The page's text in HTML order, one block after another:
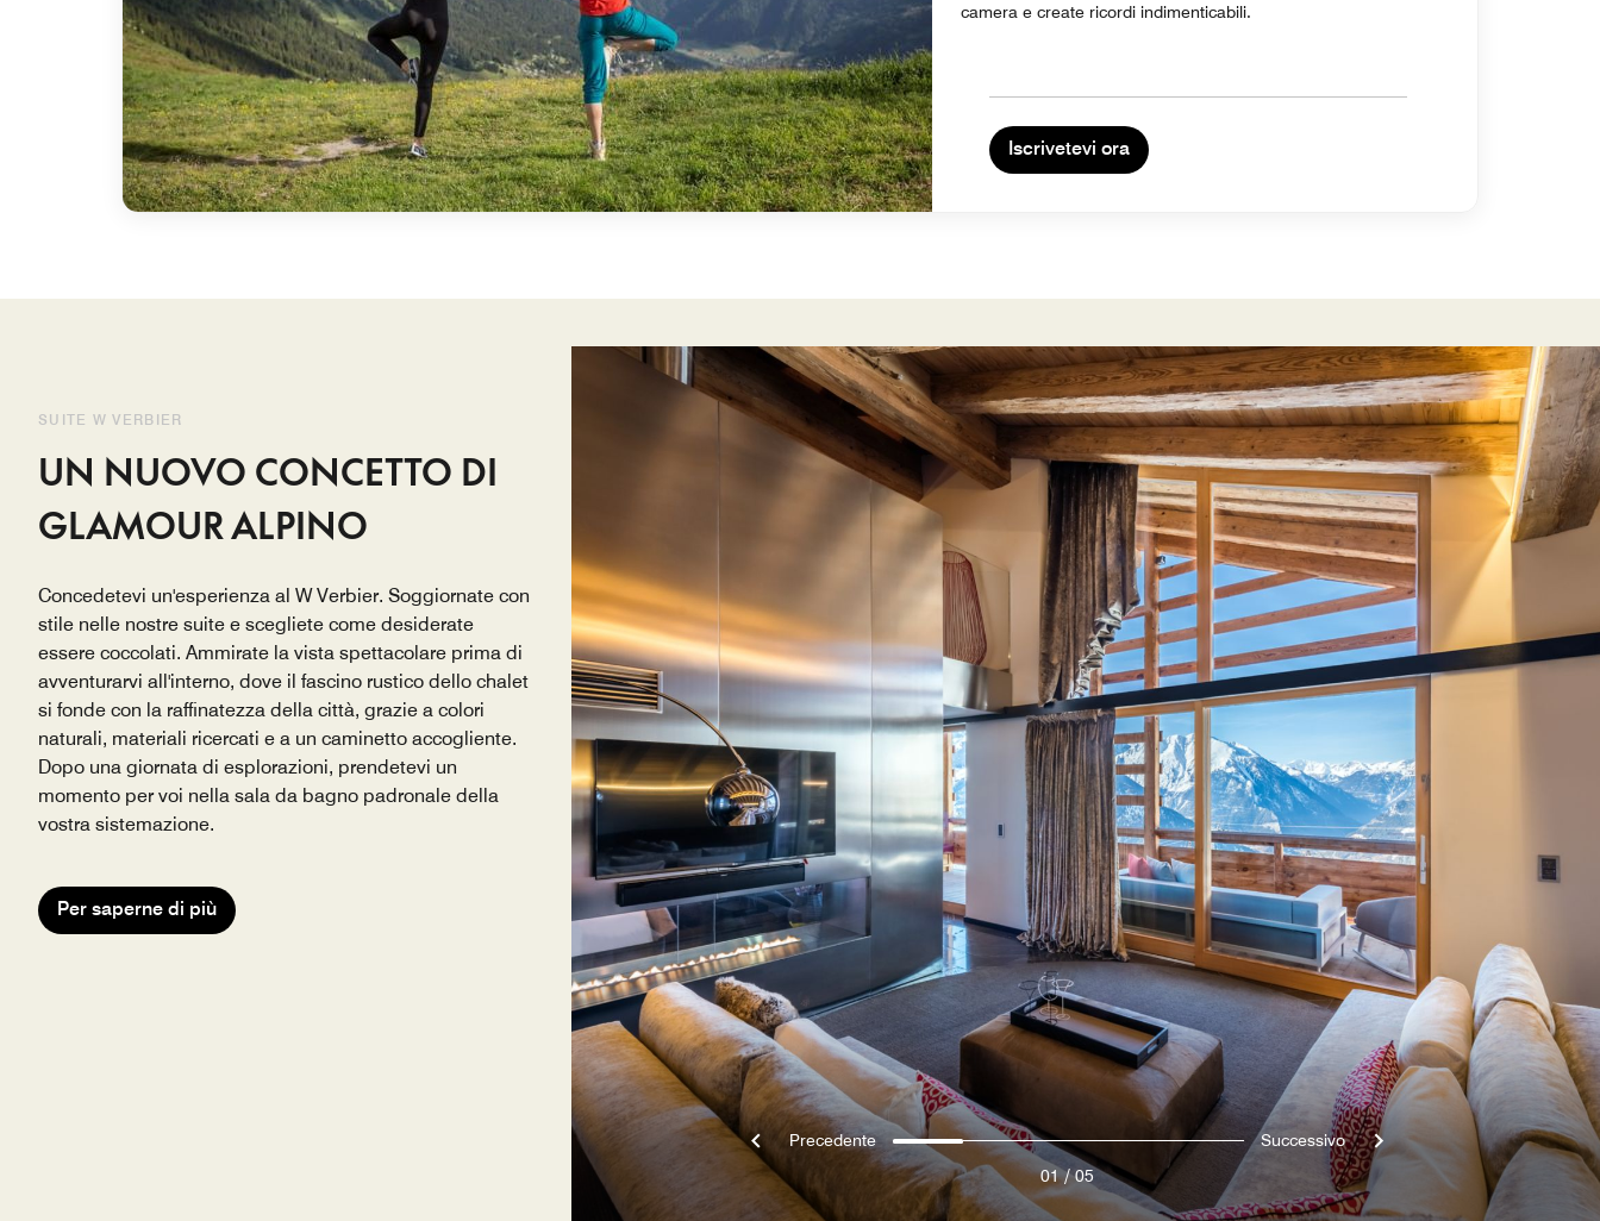
camera e create ricordi indimenticabili.
Iscrivetevi ora
SUITE W VERBIER
UN NUOVO CONCETTO DI
GLAMOUR ALPINO
Concedetevi un'esperienza al W Verbier. Soggiornate con
stile nelle nostre suite e scegliete come desiderate
essere coccolati. Ammirate la vista spettacolare prima di
avventurarvi all'interno, dove il fascino rustico dello chalet
si fonde con la raffinatezza della città, grazie a colori
naturali, materiali ricercati e a un caminetto accogliente.
Dopo una giornata di esplorazioni, prendetevi un
momento per voi nella sala da bagno padronale della
vostra sistemazione.
Per saperne di più
Precedente
Successivo
01 / 05